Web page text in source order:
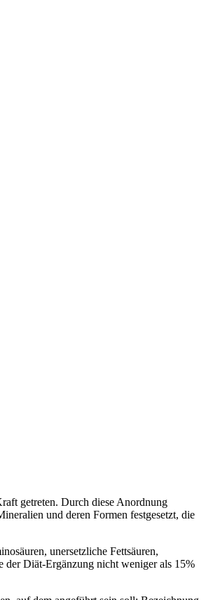
getreten. Durch diese Anordnung
und deren Formen festgesetzt, die
unersetzliche Fettsäuren,
der Diät-Ergänzung nicht weniger als 15%